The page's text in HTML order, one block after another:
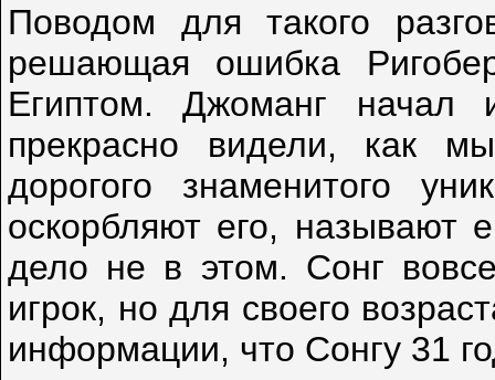
Поводом для такого
решающая ошибка
Египтом. Джоманг
прекрасно видели, как
дорогого знаменитого
оскорбляют его, называют
дело не в этом. Сонг
игрок, но для своего
информации, что Сонгу 31